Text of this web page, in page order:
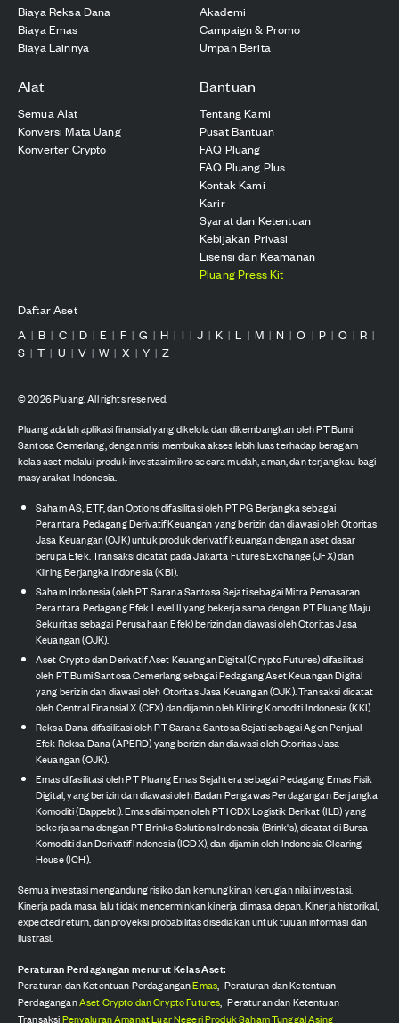
Biaya Reksa Dana
Biaya Emas
Biaya Lainnya
Akademi
Campaign & Promo
Umpan Berita
Alat
Semua Alat
Konversi Mata Uang
Konverter Crypto
Bantuan
Tentang Kami
Pusat Bantuan
FAQ Pluang
FAQ Pluang Plus
Kontak Kami
Karir
Syarat dan Ketentuan
Kebijakan Privasi
Lisensi dan Keamanan
Pluang Press Kit
Daftar Aset
A | B | C | D | E | F | G | H | I | J | K | L | M | N | O | P | Q | R |
S | T | U | V | W | X | Y | Z
©2026Pluang. All rights reserved.
Pluang adalah aplikasi finansial yang dikelola dan dikembangkan oleh PT Bumi
Santosa Cemerlang, dengan misi membuka akses lebih luas terhadap beragam
kelas aset melalui produk investasi mikro secara mudah, aman, dan terjangkau bagi
masyarakat Indonesia.
Saham AS, ETF, dan Options difasilitasi oleh PT PG Berjangka sebagai
Perantara Pedagang Derivatif Keuangan yang berizin dan diawasi oleh Otoritas
Jasa Keuangan (OJK) untuk produk derivatif keuangan dengan aset dasar
berupa Efek. Transaksi dicatat pada Jakarta Futures Exchange (JFX) dan
Kliring Berjangka Indonesia (KBI).
Saham Indonesia (oleh PT Sarana Santosa Sejati sebagai Mitra Pemasaran
Perantara Pedagang Efek Level II yang bekerja sama dengan PT Pluang Maju
Sekuritas sebagai Perusahaan Efek) berizin dan diawasi oleh Otoritas Jasa
Keuangan (OJK).
Aset Crypto dan Derivatif Aset Keuangan Digital (Crypto Futures) difasilitasi
oleh PT Bumi Santosa Cemerlang sebagai Pedagang Aset Keuangan Digital
yang berizin dan diawasi oleh Otoritas Jasa Keuangan (OJK). Transaksi dicatat
oleh Central Finansial X (CFX) dan dijamin oleh Kliring Komoditi Indonesia (KKI).
Reksa Dana difasilitasi oleh PT Sarana Santosa Sejati sebagai Agen Penjual
Efek Reksa Dana (APERD) yang berizin dan diawasi oleh Otoritas Jasa
Keuangan (OJK).
Emas difasilitasi oleh PT Pluang Emas Sejahtera sebagai Pedagang Emas Fisik
Digital, yang berizin dan diawasi oleh Badan Pengawas Perdagangan Berjangka
Komoditi (Bappebti). Emas disimpan oleh PT ICDX Logistik Berikat (ILB) yang
bekerja sama dengan PT Brinks Solutions Indonesia (Brink's), dicatat di Bursa
Komoditi dan Derivatif Indonesia (ICDX), dan dijamin oleh Indonesia Clearing
House (ICH).
Semua investasi mengandung risiko dan kemungkinan kerugian nilai investasi.
Kinerja pada masa lalu tidak mencerminkan kinerja di masa depan. Kinerja historikal,
expected return, dan proyeksi probabilitas disediakan untuk tujuan informasi dan
ilustrasi.
Peraturan Perdagangan menurut Kelas Aset:
Peraturan dan Ketentuan PerdaganganEmas, Peraturan dan Ketentuan
PerdaganganAset Crypto dan Crypto Futures, Peraturan dan Ketentuan
TransaksiPenyaluran Amanat Luar Negeri Produk Saham Tunggal Asing